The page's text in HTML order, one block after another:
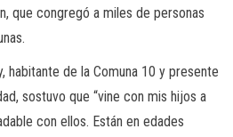
que congregó a miles de personas
habitante de la Comuna 10 y presente
sostuvo que “vine con mis hijos a
con ellos. Están en edades